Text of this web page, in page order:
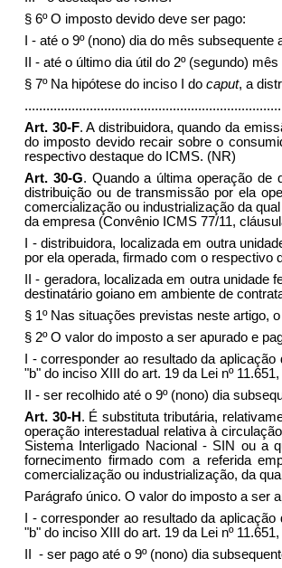
§ 6ºO imposto devido deve ser pago:
- até o 9º (nono) dia do mês
- até o último dia útil do 2º (segundo)
§ 7ºNa hipótese do inciso I do caput, a
Art. 30-F. A distribuidora, quando da
do imposto devido recair sobre o
respectivo destaque do ICMS. (NR)
Art. 30-G. Quando a última operação de
distribuição ou de transmissão por ela
comercialização ou industrialização da
da empresa (Convênio ICMS 77/11,
- distribuidora, localizada em outra
por ela operada, firmado com o respectivo
- geradora, localizada em outra unidade
destinatário goiano em ambiente de
§ 1ºNas situações previstas neste artigo, o
§ 2ºO valor do imposto a ser apurado e
- corresponder ao resultado da
"b" do inciso XIII do art. 19 da Lei nº
- ser recolhido até o 9º (nono) dia
Art. 30-H . É substituta tributária,
operação interestadual relativa à
Sistema Interligado Nacional - SIN ou a
fornecimento firmado com a referida
comercialização ou industrialização, da
Parágrafo único. O valor do imposto a ser
- corresponder ao resultado da
"b" do inciso XIII do art. 19 da Lei nº
- ser pago até o 9º (nono) dia